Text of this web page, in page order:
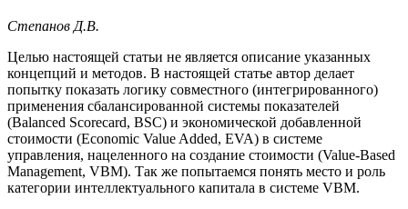
Степанов Д.В.
Целью настоящей статьи не является описание указанных
концепций и методов. В настоящей статье автор делает
попытку показать логику совместного (интегрированного)
применения сбалансированной системы показателей
(Balanced Scorecard, BSC) и экономической добавленной
стоимости (Economic Value Added, EVA) в системе
управления, нацеленного на создание стоимости (Value-Based
Management, VBM). Так же попытаемся понять место и роль
категории интеллектуального капитала в системе VBM.